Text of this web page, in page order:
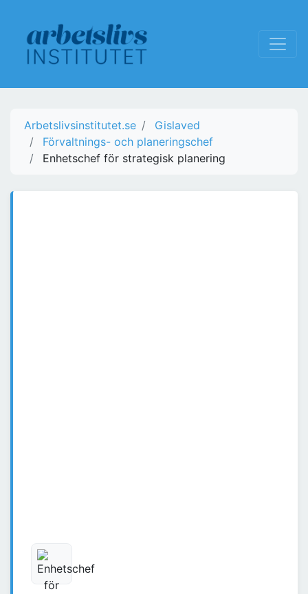
Arbetslivsinstitutet.se
Gislaved
Förvaltnings- och planeringschef
Enhetschef för strategisk planering